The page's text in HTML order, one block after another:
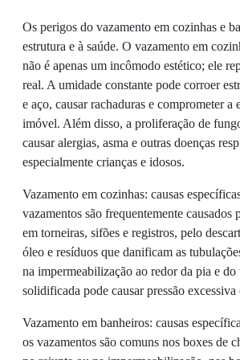
Os perigos do vazamento em cozinhas e
estrutura e à saúde. O vazamento em
não é apenas um incômodo estético; ele
real. A umidade constante pode corroer
e aço, causar rachaduras e comprometer a
imóvel. Além disso, a proliferação de
causar alergias, asma e outras doenças
especialmente crianças e idosos.
Vazamento em cozinhas: causas
vazamentos são frequentemente causados
em torneiras, sifões e registros, pelo
óleo e resíduos que danificam as
na impermeabilização ao redor da pia e
solidificada pode causar pressão
Vazamento em banheiros: causas
os vazamentos são comuns nos boxes de